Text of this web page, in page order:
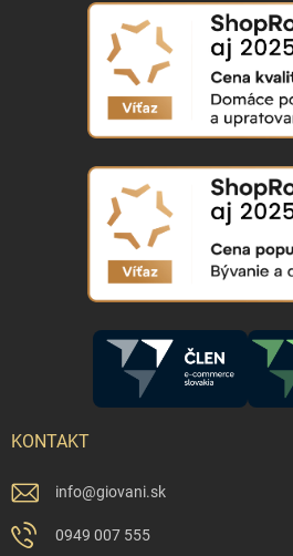
KONTAKT
info@giovani.sk
0949 007 555